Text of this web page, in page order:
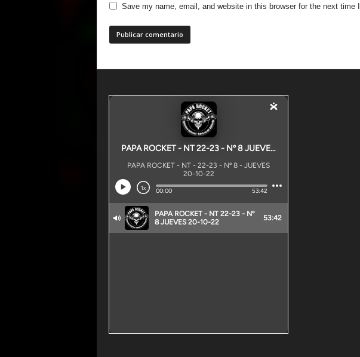
Save my name, email, and website in this browser for the next time